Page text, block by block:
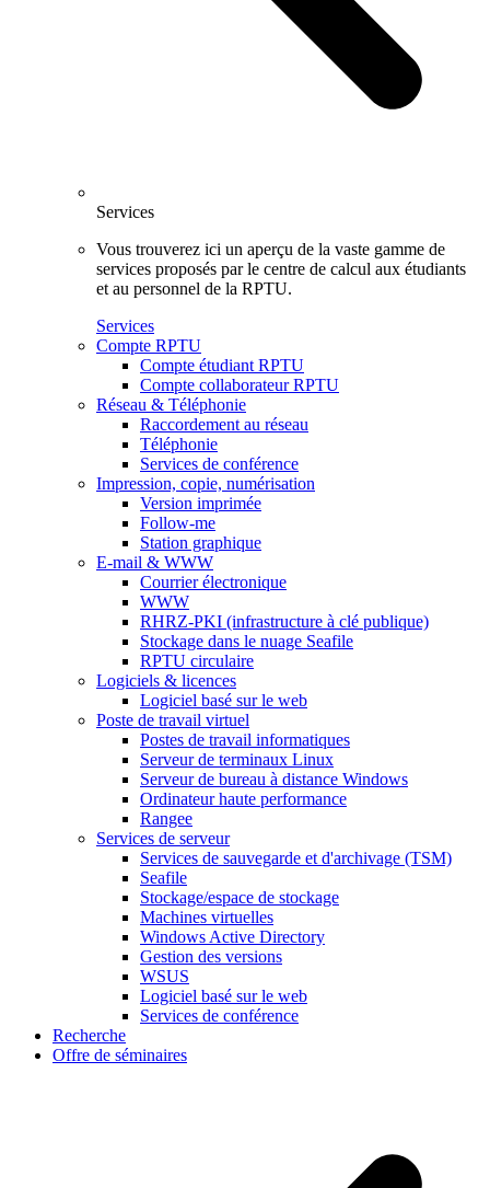
Services
Vous trouverez ici un aperçu de la vaste gamme de
services proposés par le centre de calcul aux étudiants
et au personnel de la RPTU.
Services
Compte RPTU
Compte étudiant RPTU
Compte collaborateur RPTU
Réseau & Téléphonie
Raccordement au réseau
Téléphonie
Services de conférence
Impression, copie, numérisation
Version imprimée
Follow-me
Station graphique
E-mail & WWW
Courrier électronique
WWW
RHRZ-PKI (infrastructure à clé publique)
Stockage dans le nuage Seafile
RPTU circulaire
Logiciels & licences
Logiciel basé sur le web
Poste de travail virtuel
Postes de travail informatiques
Serveur de terminaux Linux
Serveur de bureau à distance Windows
Ordinateur haute performance
Rangee
Services de serveur
Services de sauvegarde et d'archivage (TSM)
Seafile
Stockage/espace de stockage
Machines virtuelles
Windows Active Directory
Gestion des versions
WSUS
Logiciel basé sur le web
Services de conférence
Recherche
Offre de séminaires